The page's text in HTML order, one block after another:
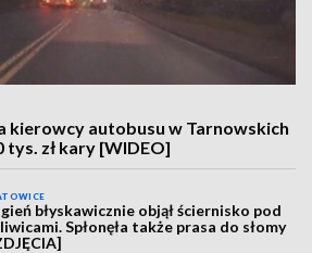
kierowcy autobusu w Tarnowskich
tys. zł kary [WIDEO]
błyskawicznie objął ściernisko pod
Spłonęła także prasa do słomy